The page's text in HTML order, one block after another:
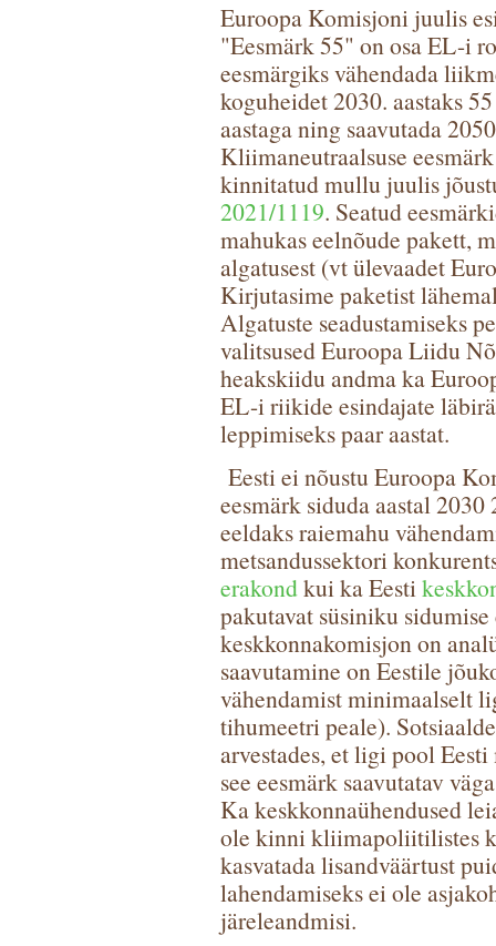
Euroopa Komisjoni juulis
"Eesmärk 55" on osa EL-i
eesmärgiks vähendada
koguheidet 2030. aastaks
aastaga ning saavutada
Kliimaneutraalsuse
kinnitatud mullu juulis
2021/1119. Seatud
mahukas eelnõude pakett,
algatusest (vt ülevaadet
Kirjutasime paketist
Algatuste seadustamiseks
valitsused Euroopa Liidu
heakskiidu andma ka
EL-i riikide esindajate
leppimiseks paar aastat.
Eesti ei nõustu Euroopa
eesmärk siduda aastal
eeldaks raiemahu
metsandussektori
erakondkui ka Eesti
pakutavat süsiniku
keskkonnakomisjon on
saavutamine on Eestile
vähendamist minimaalselt
tihumeetri peale).
arvestades, et ligi pool
see eesmärk saavutatav
Ka keskkonnaühendused
ole kinni kliimapoliitilistes
kasvatada lisandväärtust
lahendamiseks ei ole
järeleandmisi.